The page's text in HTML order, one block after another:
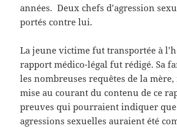
années. Deux chefs d’agression
portés contre lui.
La jeune victime fut transportée à
rapport médico-légal fut rédigé. Sa
les nombreuses requêtes de la mère,
mise au courant du contenu de ce
preuves qui pourraient indiquer que
agressions sexuelles auraient été